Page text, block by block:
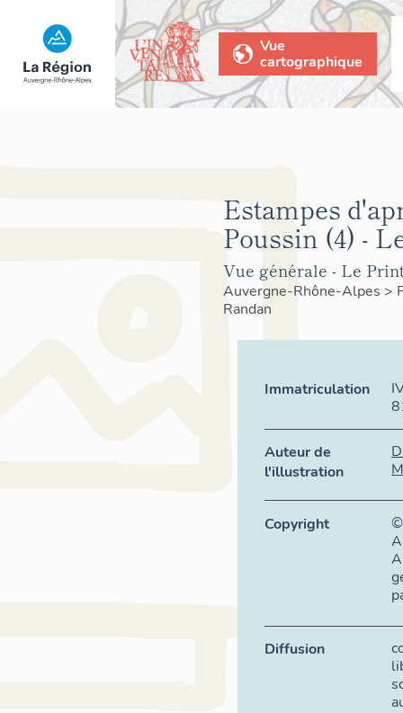
Vue
cartographique
Estampes
Poussin (4) -
Vue générale - Le
Auvergne-Rhône-Alpes >
Randan
Immatriculation
Auteur de
l'illustration
Copyright
Diffusion